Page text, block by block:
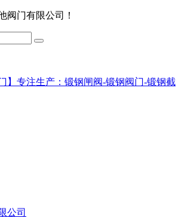
阀门有限公司！
公司